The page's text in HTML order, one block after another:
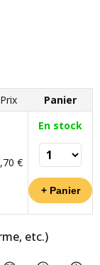
Prix Panier
€
En stock
etc.)